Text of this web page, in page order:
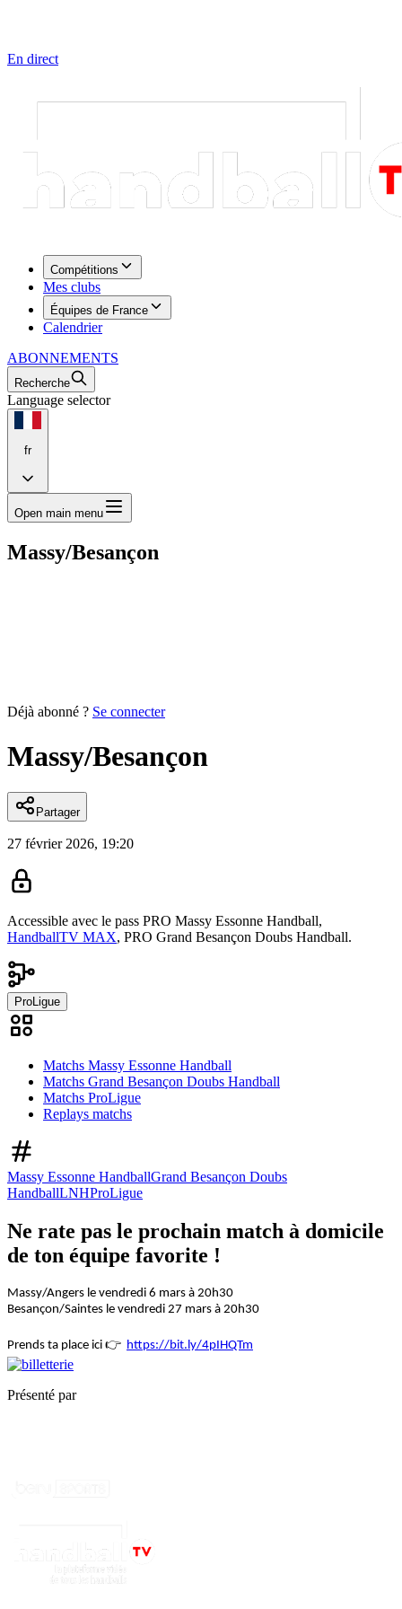
En direct
Compétitions
Mes clubs
Équipes de France
Calendrier
ABONNEMENTS
Recherche
Language selector
fr
Open main menu
Massy/Besançon
Déjà abonné ? Se connecter
Massy/Besançon
Partager
27 février 2026, 19:20
Accessible avec le pass PRO Massy Essonne Handball,
HandballTV MAX, PRO Grand Besançon Doubs Handball.
ProLigue
Matchs Massy Essonne Handball
Matchs Grand Besançon Doubs Handball
Matchs ProLigue
Replays matchs
Massy Essonne HandballGrand Besançon Doubs
HandballLNHProLigue
Ne rate pas le prochain match à domicile
de ton équipe favorite !
Massy/Angers le vendredi 6 mars à 20h30
Besançon/Saintes le vendredi 27 mars à 20h30
Prends ta place ici 👉 https://bit.ly/4pIHQTm
Présenté par